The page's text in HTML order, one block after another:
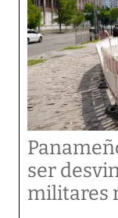
ser
militares